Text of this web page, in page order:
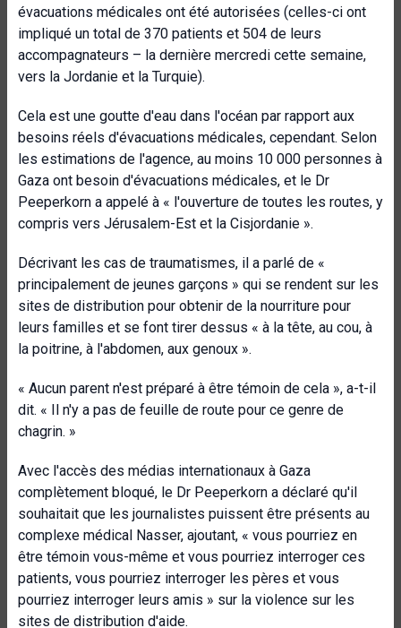
évacuations médicales ont été autorisées (celles-ci ont
impliqué un total de 370 patients et 504 de leurs
accompagnateurs – la dernière mercredi cette semaine,
vers la Jordanie et la Turquie).
Cela est une goutte d'eau dans l'océan par rapport aux
besoins réels d'évacuations médicales, cependant. Selon
les estimations de l'agence, au moins 10 000 personnes à
Gaza ont besoin d'évacuations médicales, et le Dr
Peeperkorn a appelé à « l'ouverture de toutes les routes, y
compris vers Jérusalem-Est et la Cisjordanie ».
Décrivant les cas de traumatismes, il a parlé de «
principalement de jeunes garçons » qui se rendent sur les
sites de distribution pour obtenir de la nourriture pour
leurs familles et se font tirer dessus « à la tête, au cou, à
la poitrine, à l'abdomen, aux genoux ».
« Aucun parent n'est préparé à être témoin de cela », a-t-il
dit. « Il n'y a pas de feuille de route pour ce genre de
chagrin. »
Avec l'accès des médias internationaux à Gaza
complètement bloqué, le Dr Peeperkorn a déclaré qu'il
souhaitait que les journalistes puissent être présents au
complexe médical Nasser, ajoutant, « vous pourriez en
être témoin vous-même et vous pourriez interroger ces
patients, vous pourriez interroger les pères et vous
pourriez interroger leurs amis » sur la violence sur les
sites de distribution d'aide.